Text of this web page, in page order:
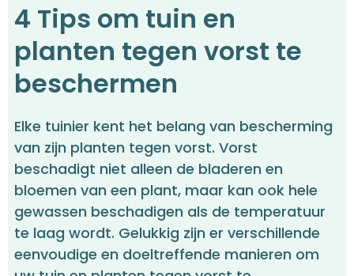
4 Tips om tuin en
planten tegen vorst te
beschermen
Elke tuinier kent het belang van bescherming
van zijn planten tegen vorst. Vorst
beschadigt niet alleen de bladeren en
bloemen van een plant, maar kan ook hele
gewassen beschadigen als de temperatuur
te laag wordt. Gelukkig zijn er verschillende
eenvoudige en doeltreffende manieren om